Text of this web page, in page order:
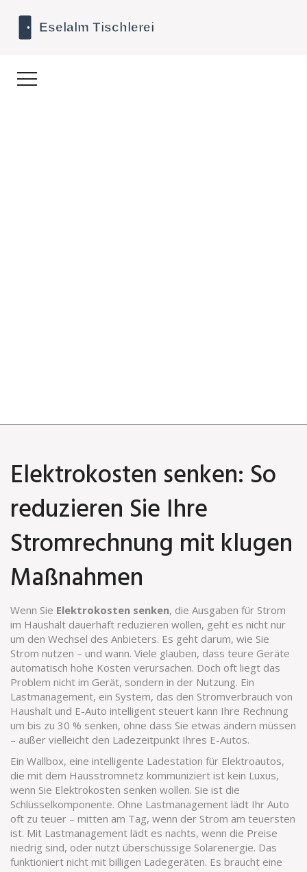
Elektrokosten senken: So
reduzieren Sie Ihre
Stromrechnung mit klugen
Maßnahmen
Wenn Sie Elektrokosten senken, die Ausgaben für Strom
im Haushalt dauerhaft reduzieren wollen, geht es nicht nur
um den Wechsel des Anbieters. Es geht darum, wie Sie
Strom nutzen – und wann. Viele glauben, dass teure Geräte
automatisch hohe Kosten verursachen. Doch oft liegt das
Problem nicht im Gerät, sondern in der Nutzung. Ein
Lastmanagement, ein System, das den Stromverbrauch von
Haushalt und E-Auto intelligent steuert kann Ihre Rechnung
um bis zu 30 % senken, ohne dass Sie etwas ändern müssen
– außer vielleicht den Ladezeitpunkt Ihres E-Autos.
Ein Wallbox, eine intelligente Ladestation für Elektroautos,
die mit dem Hausstromnetz kommuniziert ist kein Luxus,
wenn Sie Elektrokosten senken wollen. Sie ist die
Schlüsselkomponente. Ohne Lastmanagement lädt Ihr Auto
oft zu teuer – mitten am Tag, wenn der Strom am teuersten
ist. Mit Lastmanagement lädt es nachts, wenn die Preise
niedrig sind, oder nutzt überschüssige Solarenergie. Das
funktioniert nicht mit billigen Ladegeräten. Es braucht eine